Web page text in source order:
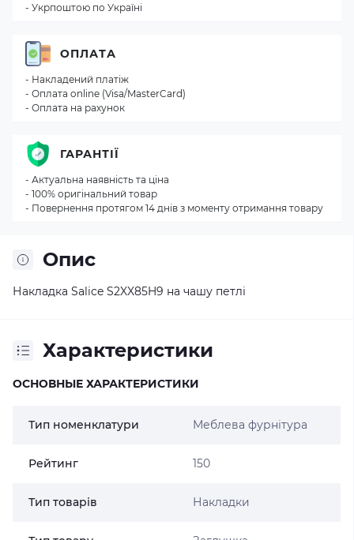
Опис
Накладка Salice S2XX85H9 на чашу петлі
Характеристики
ОСНОВНЫЕ ХАРАКТЕРИСТИКИ
Тип номенклатури Меблева фурнітура
Рейтинг 150
Тип товарів Накладки
- Укрпоштою по Україні
ОПЛАТА
- Накладений платіж
- Оплата online (Visa/MasterCard)
- Оплата на рахунок
ГАРАНТІЇ
- Актуальна наявність та ціна
- 100% оригінальний товар
- Повернення протягом 14 днів з моменту отримання товару